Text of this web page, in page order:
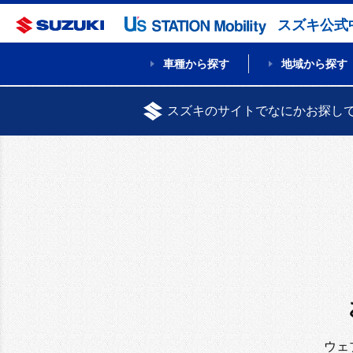
スズキ公式
車種から探す 地域から探す
スズキのサイトでなにかお探し
ウェ